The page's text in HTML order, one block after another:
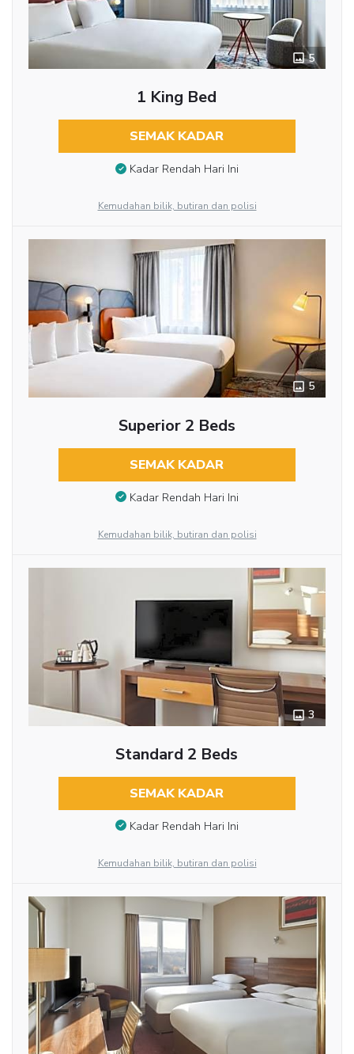
5
1 King Bed
SEMAK KADAR
Kadar Rendah Hari Ini
Kemudahan bilik, butiran dan polisi
5
Superior 2 Beds
SEMAK KADAR
Kadar Rendah Hari Ini
Kemudahan bilik, butiran dan polisi
3
Standard 2 Beds
SEMAK KADAR
Kadar Rendah Hari Ini
Kemudahan bilik, butiran dan polisi